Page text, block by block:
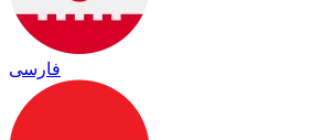
فارسی